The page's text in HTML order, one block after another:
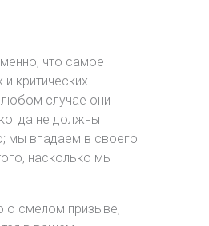
что самое
критических
любом случае они
не должны
мы впадаем в своего
насколько мы
о смелом призыве,